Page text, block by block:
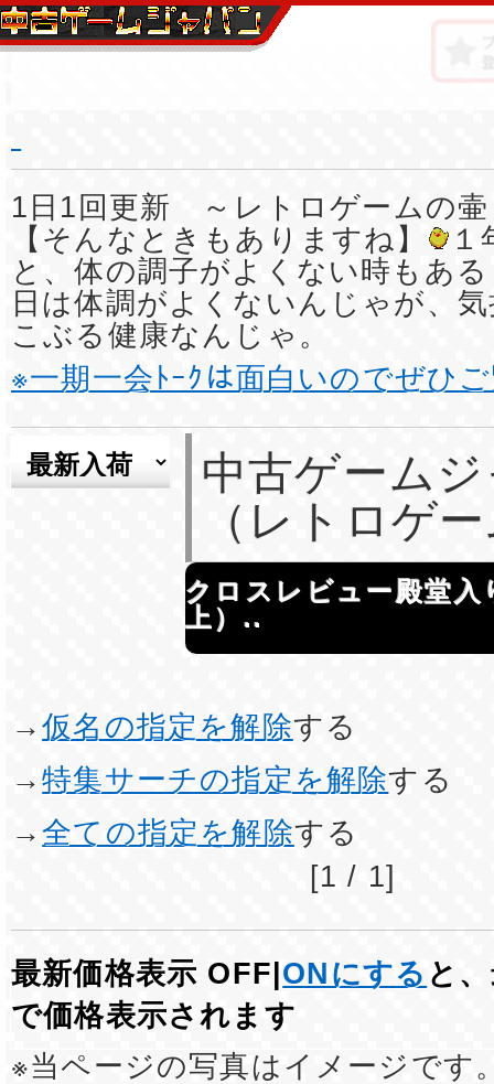
1日1回更新 ～レトロゲームの壷
【そんなときもありますね】
と、体の調子がよくない時もあ
日は体調がよくないんじゃが、
こぶる健康なんじゃ。
※一期一会ﾄｰｸは面白いのでぜひ
中古ゲーム
（レトロゲ
クロスレビュー殿堂入
上）..
→仮名の指定を解除する
→特集サーチの指定を解除する
→全ての指定を解除する
[1 / 1]
最新価格表示 OFF| ONにする と
で価格表示されます
※当ページの写真はイメージです